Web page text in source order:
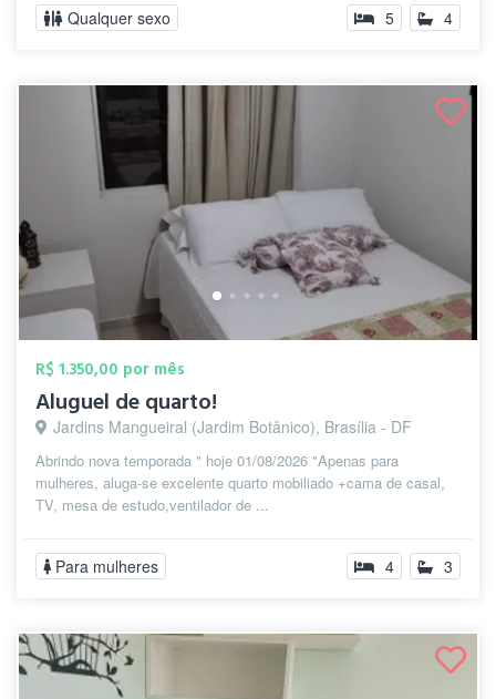
Qualquer sexo 5 4
R$ 1.350,00 por mês
Aluguel de quarto!
Jardins Mangueiral (Jardim Botânico), Brasília - DF
Abrindo nova temporada " hoje 01/08/2026 "Apenas para
mulheres, aluga-se excelente quarto mobiliado +cama de casal,
TV, mesa de estudo,ventilador de ...
Para mulheres 4 3